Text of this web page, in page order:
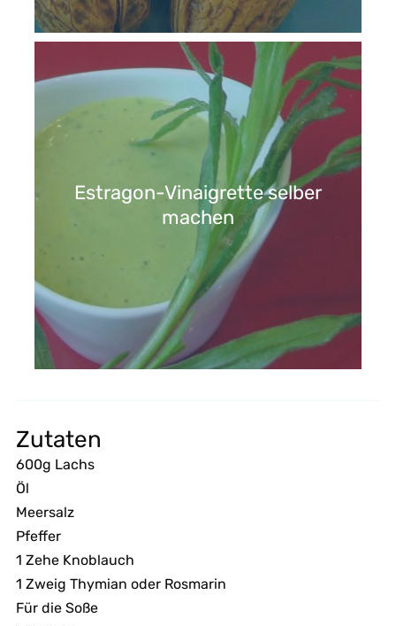
Estragon-Vinaigrette selber
machen
Zutaten
600g Lachs
Öl
Meersalz
Pfeffer
1 Zehe Knoblauch
1 Zweig Thymian oder Rosmarin
Für die Soße